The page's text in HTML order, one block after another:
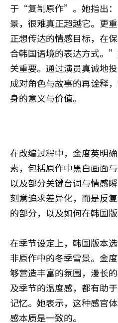
于“复制原作”。她指出
景，很难真正超越它。更
正想传达的情感目标，在
合韩国语境的表达方式。
关重要。通过演员真诚地
成对角色与故事的再诠释
身的意义与价值。
在改编过程中，金度英明
素，包括原作中黑白画面
以及部分关键台词与情感
刻意追求差异化，而是反
的部分，以及如何在韩国
在季节设定上，韩国版本
非原作中的冬季雪景。金
够营造丰富的氛围，漫长
及季节的温度感，都有助
记忆。她表示，这种感官
感本质是一致的。